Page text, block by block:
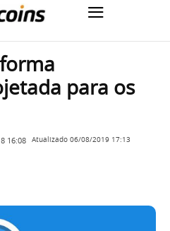
para os
16:08 Atualizado 06/08/2019 17:13